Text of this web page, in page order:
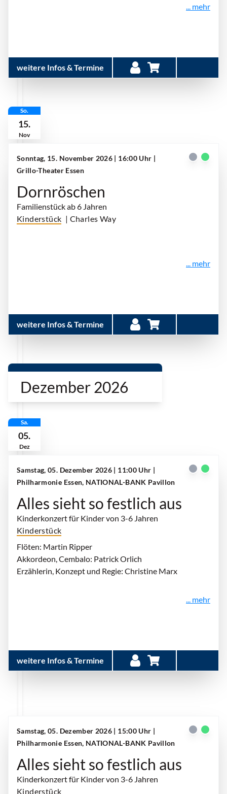
... mehr
weitere Infos & Termine
So.
15.
Nov
Sonntag, 15. November 2026 | 16:00 Uhr |
Grillo-Theater Essen
Dornröschen
Familienstück ab 6 Jahren
Kinderstück | Charles Way
... mehr
weitere Infos & Termine
Dezember 2026
Sa.
05.
Dez
Samstag, 05. Dezember 2026 | 11:00 Uhr |
Philharmonie Essen, NATIONAL-BANK Pavillon
Alles sieht so festlich aus
Kinderkonzert für Kinder von 3-6 Jahren
Kinderstück
Flöten: Martin Ripper
Akkordeon, Cembalo: Patrick Orlich
Erzählerin, Konzept und Regie: Christine Marx
... mehr
weitere Infos & Termine
Samstag, 05. Dezember 2026 | 15:00 Uhr |
Philharmonie Essen, NATIONAL-BANK Pavillon
Alles sieht so festlich aus
Kinderkonzert für Kinder von 3-6 Jahren
Kinderstück